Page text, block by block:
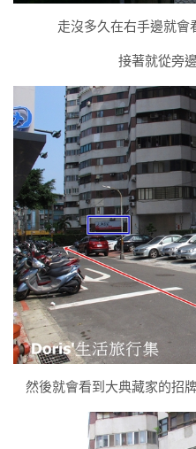
走沒多久在右手邊就會
接著就從旁
然後就會看到大典藏家的招